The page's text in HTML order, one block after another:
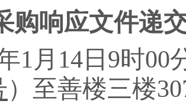
购响应文件递
1月 14日 9时00
） 至善楼三楼